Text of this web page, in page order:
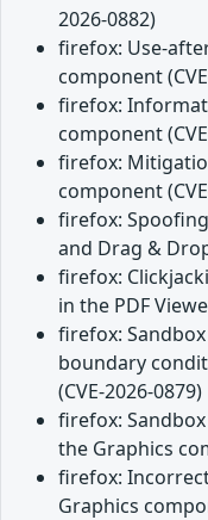
2026-0882)
firefox: Use-
component
firefox:
component
firefox:
component
firefox:
and Drag &
firefox:
in the PDF
firefox:
boundary
(CVE-2026-0879)
firefox:
the Graphics
firefox:
Graphics